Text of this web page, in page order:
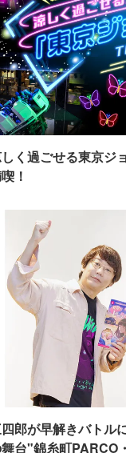
く過ごせる東京ジ
！
郎が早解きバトル
台"錦糸町PARCO